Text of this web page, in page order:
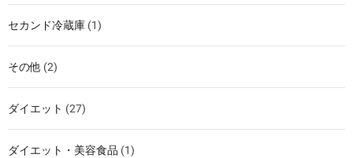
セカンド冷蔵庫 (1)
その他 (2)
ダイエット (27)
ダイエット・美容食品 (1)